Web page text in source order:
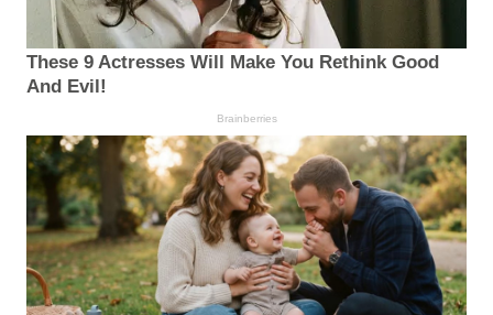
These 9 Actresses Will Make You Rethink Good
And Evil!
Brainberries